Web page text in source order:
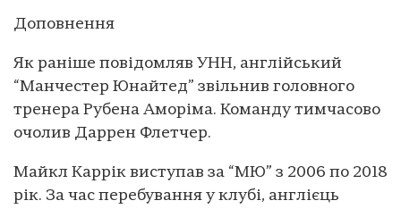
Доповнення
Як раніше повідомляв УНН, англійський
“Манчестер Юнайтед” звільнив головного
тренера Рубена Аморіма. Команду тимчасово
очолив Даррен Флетчер.
Майкл Каррік виступав за “МЮ” з 2006 по 2018
рік. За час перебування у клубі, англієць